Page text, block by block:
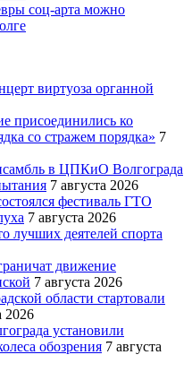
соц-арта можно
виртуоза органной
присоединились ко
со стражем порядка» 7
в ЦПКиО Волгограда
7 августа 2026
фестиваль ГТО
7 августа 2026
лучших деятелей спорта
движение
7 августа 2026
области стартовали
2026
установили
обозрения 7 августа